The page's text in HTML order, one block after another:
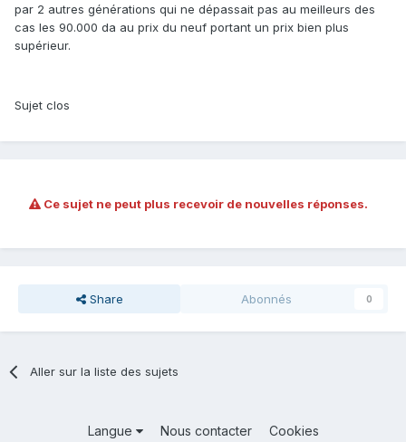
par 2 autres générations qui ne dépassait pas au meilleurs des
cas les 90.000 da au prix du neuf portant un prix bien plus
supérieur.
Sujet clos
Ce sujet ne peut plus recevoir de nouvelles réponses.
Share Abonnés 0
Aller sur la liste des sujets
Langue Nous contacter Cookies